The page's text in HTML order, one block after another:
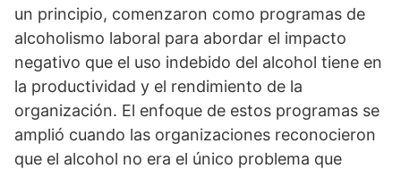
un principio, comenzaron como programas de
alcoholismo laboral para abordar el impacto
negativo que el uso indebido del alcohol tiene en
la productividad y el rendimiento de la
organización. El enfoque de estos programas se
amplió cuando las organizaciones reconocieron
que el alcohol no era el único problema que